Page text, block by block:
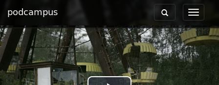
podcampus
Toggle
Toggle
navigation